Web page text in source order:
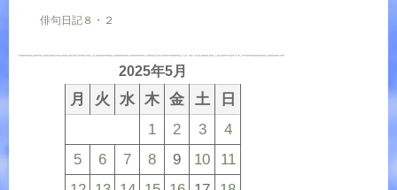
俳句日記８・２
2025年5月
月 火 水 木 金 土
日
1
2 3
4
5
6 7 8 9 10
11